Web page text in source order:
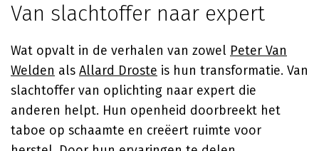
Van slachtoffer naar expert
Wat opvalt in de verhalen van zowel Peter Van
Welden als Allard Droste is hun transformatie. Van
slachtoffer van oplichting naar expert die
anderen helpt. Hun openheid doorbreekt het
taboe op schaamte en creëert ruimte voor